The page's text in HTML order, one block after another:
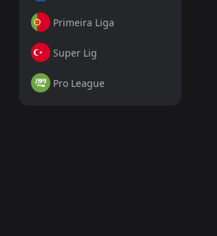
Primeira Liga
Super Lig
Pro League